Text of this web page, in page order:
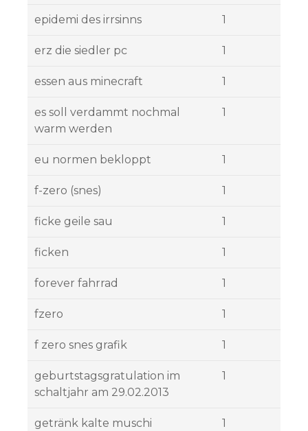
epidemi des irrsinns 1
erz die siedler pc 1
essen aus minecraft 1
es soll verdammt nochmal
warm werden
1
eu normen bekloppt 1
f-zero (snes) 1
ficke geile sau 1
ficken 1
forever fahrrad 1
fzero 1
f zero snes grafik 1
geburtstagsgratulation im
schaltjahr am 29.02.2013
1
getränk kalte muschi 1